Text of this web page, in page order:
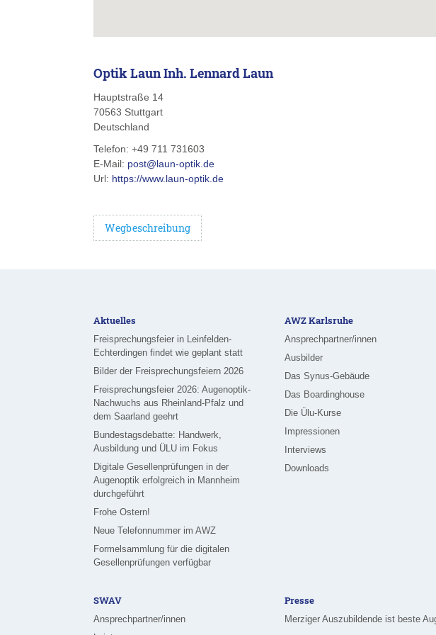
Optik Laun Inh. Lennard Laun
Hauptstraße 14
70563 Stuttgart
Deutschland
Telefon: +49 711 731603
E-Mail: post@laun-optik.de
Url: https://www.laun-optik.de
Wegbeschreibung
Aktuelles
Freisprechungsfeier in Leinfelden-
Echterdingen findet wie geplant statt
Bilder der Freisprechungsfeiern 2026
Freisprechungsfeier 2026: Augenoptik-
Nachwuchs aus Rheinland-Pfalz und
dem Saarland geehrt
Bundestagsdebatte: Handwerk,
Ausbildung und ÜLU im Fokus
Digitale Gesellenprüfungen in der
Augenoptik erfolgreich in Mannheim
durchgeführt
Frohe Ostern!
Neue Telefonnummer im AWZ
Formelsammlung für die digitalen
Gesellenprüfungen verfügbar
AWZ Karlsruhe
Ansprechpartner/innen
Ausbilder
Das Synus-Gebäude
Das Boardinghouse
Die Ülu-Kurse
Impressionen
Interviews
Downloads
SWAV
Ansprechpartner/innen
Presse